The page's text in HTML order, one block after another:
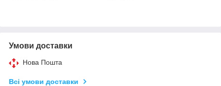
Умови доставки
Нова Пошта
Всі умови доставки